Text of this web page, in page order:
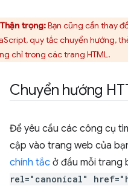
Thận trọng:Bạn cũng cần thay
quy tắc chuyển hướng,
chỉ trong các trang HTML.
Chuyển hướng
Để yêu cầu các công cụ
cập vào trang web của
chính tắc ở đầu mỗi trang
rel="canonical"